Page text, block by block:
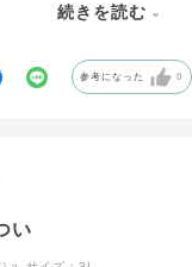
かりしていて、ナイトブ
続きを読む
参考になった 0
い